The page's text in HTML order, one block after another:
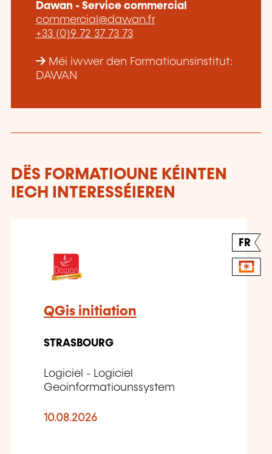
Dawan - Service commercial
commercial@dawan.fr
+33 (0)9 72 37 73 73
Méi iwwer den Formatiounsinstitut:
DAWAN
DËS FORMATIOUNE KÉINTEN
IECH INTERESSÉIEREN
FR
QGis initiation
STRASBOURG
Logiciel - Logiciel
Geoinformatiounssystem
10.08.2026